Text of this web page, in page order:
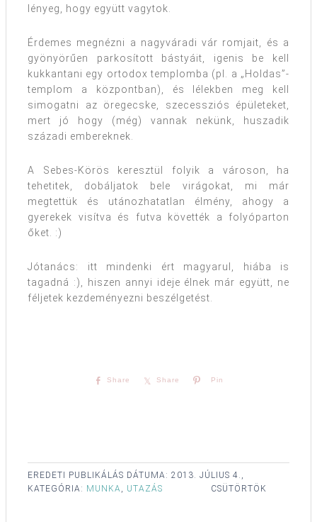
lényeg, hogy együtt vagytok.
Érdemes megnézni a nagyváradi vár romjait, és a
gyönyörűen parkosított bástyáit, igenis be kell
kukkantani egy ortodox templomba (pl. a „Holdas”-
templom a központban), és lélekben meg kell
simogatni az öregecske, szecessziós épületeket,
mert jó hogy (még) vannak nekünk, huszadik
századi embereknek.
A Sebes-Körös keresztül folyik a városon, ha
tehetitek, dobáljatok bele virágokat, mi már
megtettük és utánozhatatlan élmény, ahogy a
gyerekek visítva és futva követték a folyóparton
őket. :)
Jótanács: itt mindenki ért magyarul, hiába is
tagadná :), hiszen annyi ideje élnek már együtt, ne
féljetek kezdeményezni beszélgetést.
Share Share Pin
EREDETI PUBLIKÁLÁS DÁTUMA: 2013. JÚLIUS 4.,
CSÜTÖRTÖK
KATEGÓRIA: MUNKA, UTAZÁS